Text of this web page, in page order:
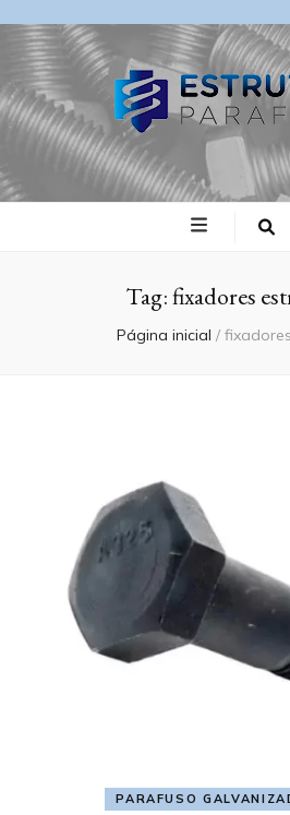
Blog
Tag:fixadores
Página inicial /
PARAFUSO